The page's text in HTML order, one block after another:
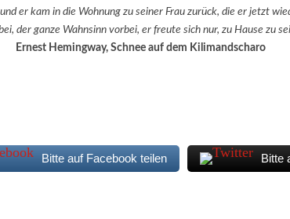
er kam in die Wohnung zu seiner Frau zurück, die er jetzt
der ganze Wahnsinn vorbei, er freute sich nur, zu Hause zu
Ernest Hemingway, Schnee auf dem Kilimandscharo
Bitte auf Facebook teilen Bitte